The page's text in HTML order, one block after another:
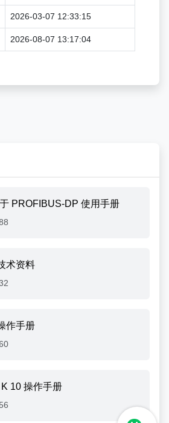
2026-03-07 12:33:15
2026-08-07 13:17:04
PROFIBUS-DP 使用手册
术资料
作手册
10 操作手册